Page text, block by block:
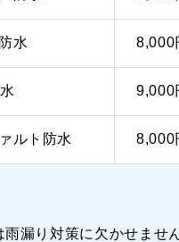
水 8,000
9,000
ルト防水 8,000
雨漏り対策に欠かせませ